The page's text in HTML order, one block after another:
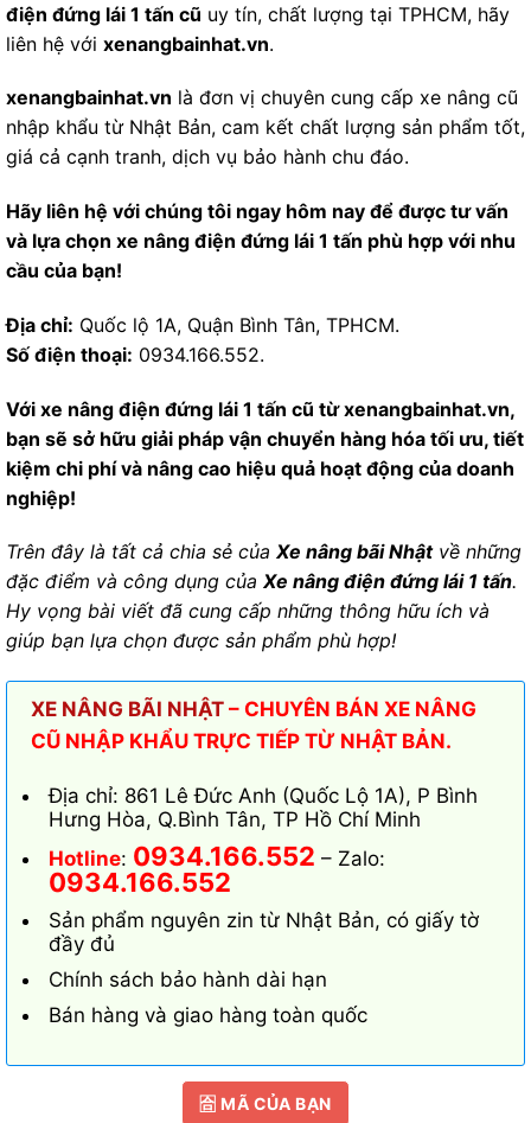
điện đứng lái 1 tấn cũ uy tín, chất lượng tại TPHCM, hãy
liên hệ với xenangbainhat.vn.
xenangbainhat.vn là đơn vị chuyên cung cấp xe nâng cũ
nhập khẩu từ Nhật Bản, cam kết chất lượng sản phẩm tốt,
giá cả cạnh tranh, dịch vụ bảo hành chu đáo.
Hãy liên hệ với chúng tôi ngay hôm nay để được tư vấn
và lựa chọn xe nâng điện đứng lái 1 tấn phù hợp với nhu
cầu của bạn!
Địa chỉ: Quốc lộ 1A, Quận Bình Tân, TPHCM.
Số điện thoại: 0934.166.552.
Với xe nâng điện đứng lái 1 tấn cũ từ xenangbainhat.vn,
bạn sẽ sở hữu giải pháp vận chuyển hàng hóa tối ưu, tiết
kiệm chi phí và nâng cao hiệu quả hoạt động của doanh
nghiệp!
Trên đây là tất cả chia sẻ của Xe nâng bãi Nhậtvề những
đặc điểm và công dụng của Xe nâng điện đứng lái 1 tấn.
Hy vọng bài viết đã cung cấp những thông hữu ích và
giúp bạn lựa chọn được sản phẩm phù hợp!
XE NÂNG BÃI NHẬT – CHUYÊN BÁN XE NÂNG
CŨ NHẬP KHẨU TRỰC TIẾP TỪ NHẬT BẢN.
Địa chỉ: 861 Lê Đức Anh (Quốc Lộ 1A), P Bình
Hưng Hòa, Q.Bình Tân, TP Hồ Chí Minh
Hotline: 0934.166.552 – Zalo:
0934.166.552
Sản phẩm nguyên zin từ Nhật Bản, có giấy tờ
đầy đủ
Chính sách bảo hành dài hạn
Bán hàng và giao hàng toàn quốc
🈴 MÃ CỦA BẠN